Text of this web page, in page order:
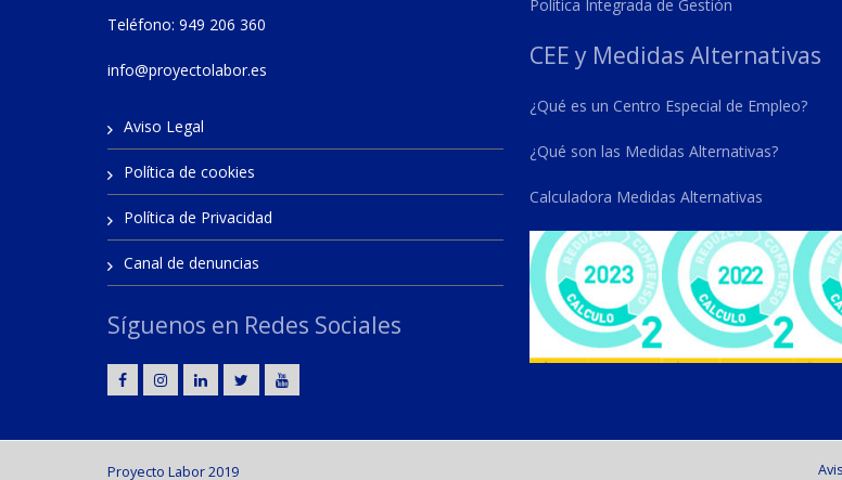
Teléfono: 949 206 360
info@proyectolabor.es
Aviso Legal
Política de cookies
Política de Privacidad
Canal de denuncias
Síguenos en Redes Sociales
Política Integrada de Gestión
CEE y Medidas Alternativas
¿Qué es un Centro Especial de Empleo?
¿Qué son las Medidas Alternativas?
Calculadora Medidas Alternativas
Proyecto Labor 2019